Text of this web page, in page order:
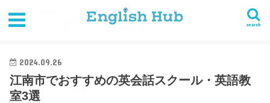
search
英会話スクール・英会話教室
【愛知】おすすめの英会話スクール・英語教室まとめ
江南市でおすすめの英会話スクール・英語教室3選
2024.09.26
江南市でおすすめの英会話スクール・英語教
室3選